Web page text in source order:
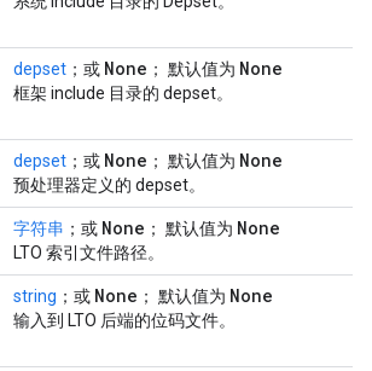
depset ；或 None ； 默认值为 None
框架 include 目录的 depset。
depset ；或 None ； 默认值为 None
预处理器定义的 depset。
字符串 ；或 None ； 默认值为 None
LTO 索引文件路径。
string ；或 None ； 默认值为 None
输入到 LTO 后端的位码文件。